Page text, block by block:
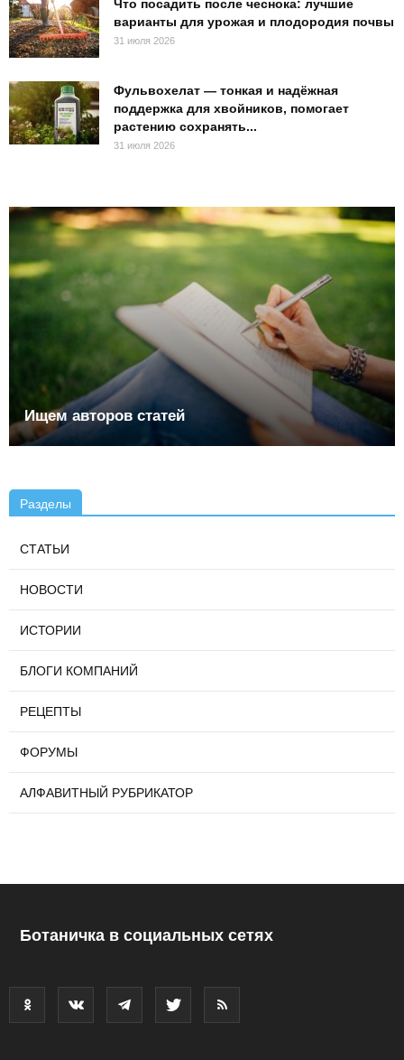
Что посадить после чеснока: лучшие
варианты для урожая и плодородия почвы
31 июля 2026
Фульвохелат — тонкая и надёжная
поддержка для хвойников, помогает
растению сохранять...
31 июля 2026
Ищем авторов статей
Разделы
СТАТЬИ
НОВОСТИ
ИСТОРИИ
БЛОГИ КОМПАНИЙ
РЕЦЕПТЫ
ФОРУМЫ
АЛФАВИТНЫЙ РУБРИКАТОР
Ботаничка в социальных сетях